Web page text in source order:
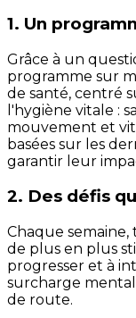
1. Un
Grâce à un
programme sur
de santé, centré
l'hygiène vitale :
mouvement et
basées sur les
garantir leur
2. Des défis
Chaque
de plus en plus
progresser et à
surcharge
de route.